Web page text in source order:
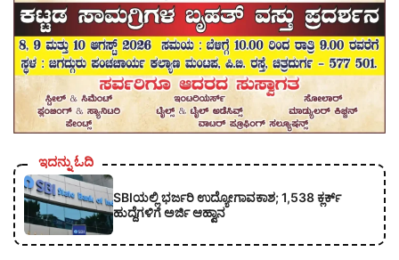
ಇದನ್ನು ಓದಿ
SBIಯಲ್ಲಿ ಭರ್ಜರಿ ಉದ್ಯೋಗಾವಕಾಶ; 1,538 ಕ್ಲರ್ಕ್
ಹುದ್ದೆಗಳಿಗೆ ಅರ್ಜಿ ಆಹ್ವಾನ